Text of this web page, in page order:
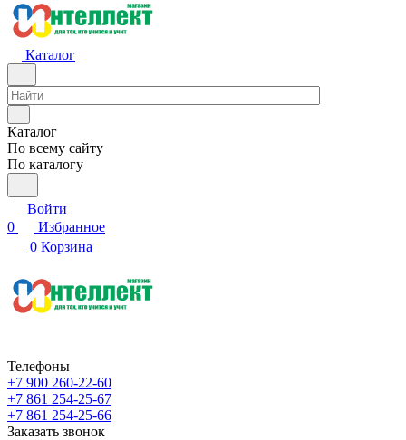
Каталог
Каталог
По всему сайту
По каталогу
Войти
0
Избранное
0 Корзина
Телефоны
+7 900 260-22-60
+7 861 254-25-67
+7 861 254-25-66
Заказать звонок